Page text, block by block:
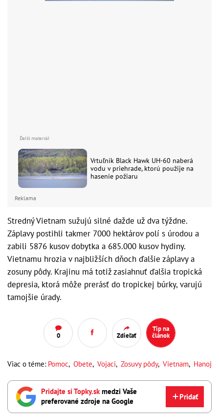
Vrtuľník Black Hawk UH-60 naberá
vodu v priehrade, ktorú použije na
hasenie požiaru
Reklama
Stredný Vietnam sužujú silné dažde už dva týždne.
Záplavy postihli takmer 7000 hektárov polí s úrodou a
zabili 5876 kusov dobytka a 685.000 kusov hydiny.
Vietnamu hrozia v najbližších dňoch ďalšie záplavy a
zosuny pôdy. Krajinu má totiž zasiahnuť ďalšia tropická
depresia, ktorá môže prerásť do tropickej búrky, varujú
tamojšie úrady.
0 Zdieľať
Tip na
článok
Viac o téme: Pomoc, Obete, Vojaci, Zosuvy pôdy, Vietnam, Hanoj
Pridajte si Topky.skmedzi Vaše
preferované zdroje na Google
Pridať